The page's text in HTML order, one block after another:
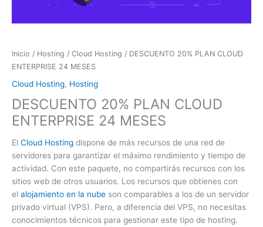
Inicio / Hosting / Cloud Hosting / DESCUENTO 20% PLAN CLOUD
ENTERPRISE 24 MESES
Cloud Hosting, Hosting
DESCUENTO 20% PLAN CLOUD
ENTERPRISE 24 MESES
El Cloud Hosting dispone de más recursos de una red de
servidores para garantizar el máximo rendimiento y tiempo de
actividad. Con este paquete, no compartirás recursos con los
sitios web de otros usuarios. Los recursos que obtienes con
el alojamiento en la nube son comparables a los de un servidor
privado virtual (VPS). Pero, a diferencia del VPS, no necesitas
conocimientos técnicos para gestionar este tipo de hosting.